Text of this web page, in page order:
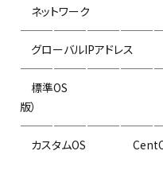
ネットワーク
グローバルIPアドレ
標準OS
版）
カスタムOS
CentOS 5